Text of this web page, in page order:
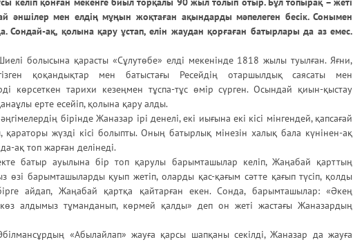
әншілер мен елдің мұңын жоқтаған ақындарды мәпелеген бесік. Сонымен
Сондай-ақ, қолына қару ұстап, елін жаудан қорғаған батырлары да аз емес.
болысына қарасты «Сұлутөбе» елді мекенінде 1818 жылы туылған. Яғни,
қоқандықтар мен батыстағы Ресейдің отаршылдық саясаты мен
көрсеткен тарихи кезеңмен тұспа-тұс өмір сүрген. Осындай қиын-қыстау
ерте есейіп, қолына қару алды.
бірінде Жаназар ірі денелі, екі иығына екі кісі мінгендей, қапсағай
жүзді кісі болыпты. Оның батырлық мінезін халық бала күнінен-ақ
ақ топ жарған делінеді.
батыр ауылына бір топ қарулы барымташылар келіп, Жаңабай қарттың
өзі барымташыларды қуып жетіп, оларды қас-қағым сәтте қағып түсіп, қолды
айдап, Жаңабай қартқа қайтарған екен. Сонда, барымташылар: «Әкең
алдымыз тұманданып, көрмей қалды» деп он жеті жастағы Жаназардың
«Абылайлап» жауға қарсы шапқаны секілді, Жаназар да жауға